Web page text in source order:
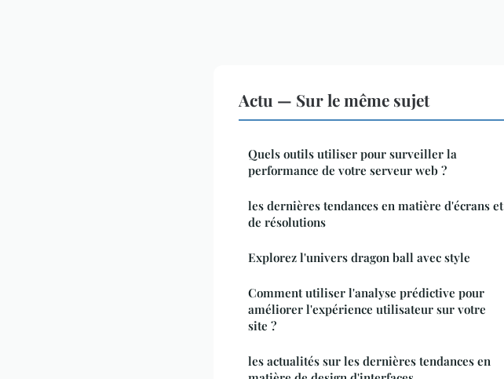
Actu — Sur le même sujet
Quels outils utiliser pour surveiller la
performance de votre serveur web ?
les dernières tendances en matière d'écrans et
de résolutions
Explorez l'univers dragon ball avec style
Comment utiliser l'analyse prédictive pour
améliorer l'expérience utilisateur sur votre
site ?
les actualités sur les dernières tendances en